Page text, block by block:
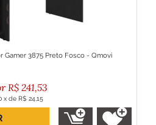
Gamer 3875 Preto Fosco - Qmovi
R$ 241,53
x de R$ 24,15
217,38 no boleto